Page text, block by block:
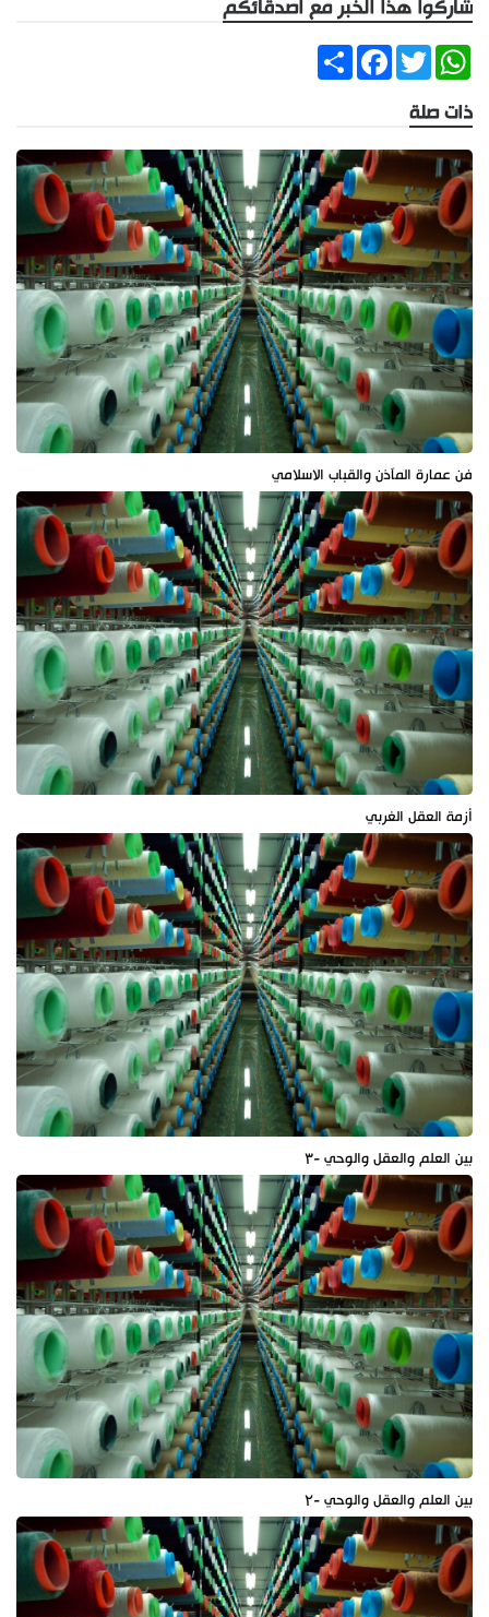
شاركوا هذا الخبر مع أصدقائكم
ShareFacebookTwitter
WhatsApp
ذات صلة
فن عمارة المآذن والقباب الاسلامي
أزمة العقل الغربي
بين العلم والعقل والوحي -۳
بين العلم والعقل والوحي -۲